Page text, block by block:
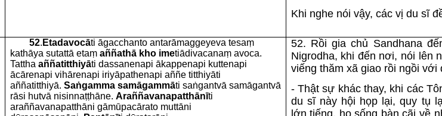
Khi nghe nói vậy, các vị du sĩ
52. Etadavocāti āgacchanto antarāmaggeyeva tesaṃ
kathāya sutattā etaṃ aññathā kho imetiādivacanaṃ avoca.
Tattha aññatitthiyāti dassanenapi ākappenapi kuttenapi
ācārenapi vihārenapi iriyāpathenapi aññe titthiyāti
aññatitthiyā. Saṅgamma samāgammāti saṅgantvā samāgantvā
rāsi hutvā nisinnaṭṭhāne. Araññavanapatthānīti
araññavanapatthāni gāmūpacārato muttāni
52. Rồi gia chủ Sandhana
Nigrodha, khi đến nơi, nói lên
viếng thăm xã giao rồi ngồi với
- Thật sự khác thay, khi các
du sĩ này hội họp lại, quy tụ